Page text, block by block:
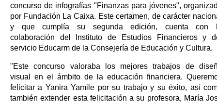
concurso de infografías "Finanzas para jóvenes",
por Fundación La Caixa. Este certamen, de carácter
y que cumplía su segunda edición, cuenta con
colaboración del Instituto de Estudios Financieros y
servicio Educarm de la Consejería de Educación y Cultura.
"Este concurso valoraba los mejores trabajos de
visual en el ámbito de la educación financiera.
felicitar a Yanira Yamile por su trabajo y su éxito, así
también extender esta felicitación a su profesora, María